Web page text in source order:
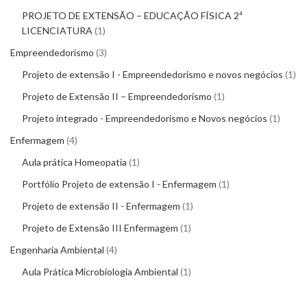
PROJETO DE EXTENSÃO – EDUCAÇÃO FÍSICA 2ª
LICENCIATURA 1
Empreendedorismo 3
Projeto de extensão I - Empreendedorismo e novos negócios 1
Projeto de Extensão II – Empreendedorismo 1
Projeto integrado - Empreendedorismo e Novos negócios 1
Enfermagem 4
Aula prática Homeopatia 1
Portfólio Projeto de extensão I - Enfermagem 1
Projeto de extensão II - Enfermagem 1
Projeto de Extensão III Enfermagem 1
Engenharia Ambiental 4
Aula Prática Microbiologia Ambiental 1